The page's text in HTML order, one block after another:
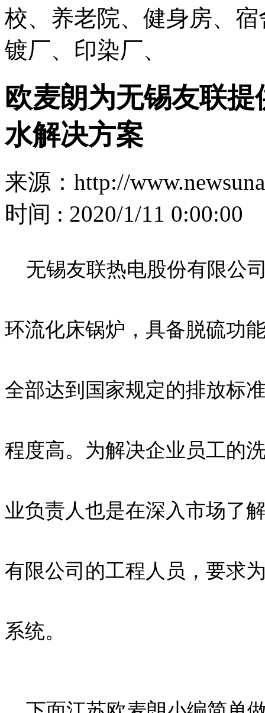
校、养老院、健身房、
镀厂、印染厂、
欧麦朗为无锡友联
水解决方案
来源：http://
时间 : 2020/1/11 0:00:00
无锡友联热电股份有限公
环流化床锅炉，具备脱硫功
全部达到国家规定的排放标
程度高。为解决企业员工的
业负责人也是在深入市场了
有限公司的工程人员，要求
系统。